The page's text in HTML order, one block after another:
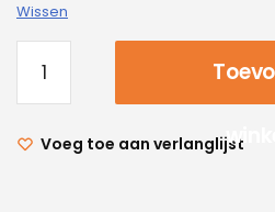
Wissen
Voeg toe aan verlanglijst